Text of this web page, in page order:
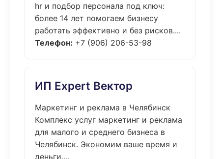
hr и подбор персонала под ключ:
более 14 лет помогаем бизнесу
работать эффективно и без рисков....
Телефон: +7 (906) 206-53-98
ИП Expert Вектор
Маркетинг и реклама в Челябинск
Комплекс услуг маркетинг и реклама
для малого и среднего бизнеса в
Челябинск. Экономим ваше время и
деньги....